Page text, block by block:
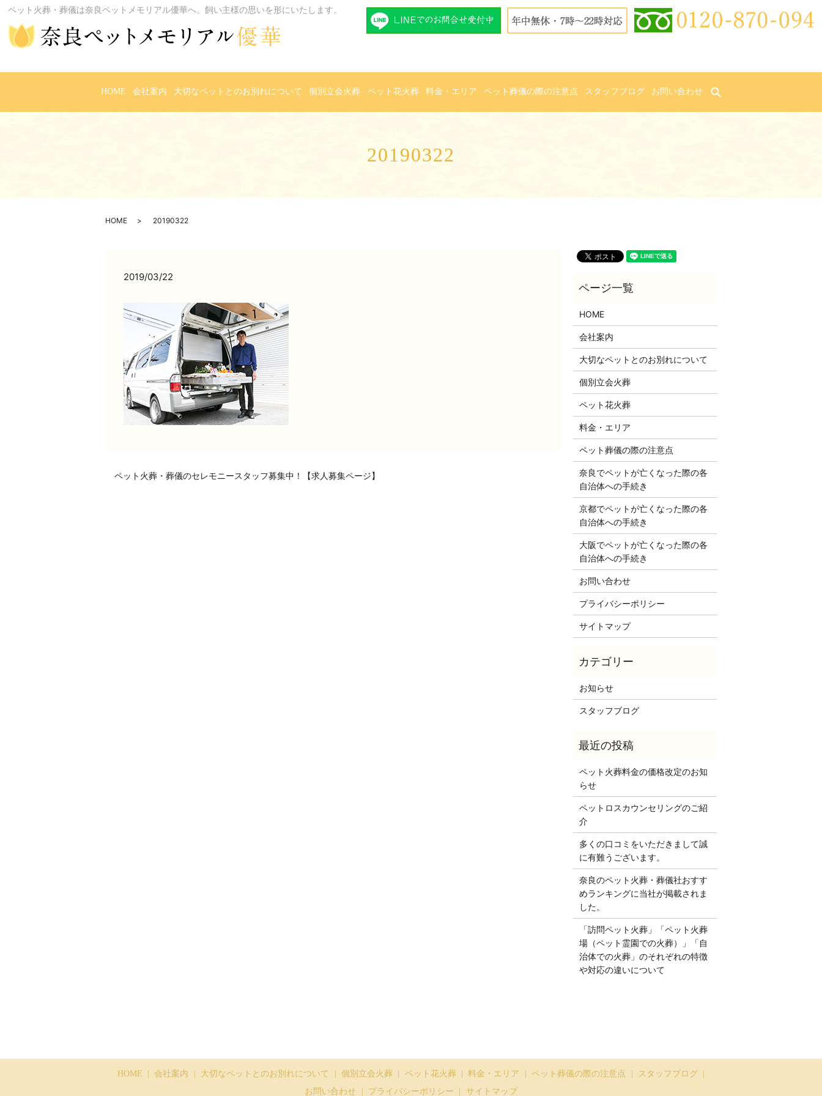
ペット火葬・葬儀は奈良ペットメモリアル優華へ。飼い主様の思いを形にいたします。
HOME 会社案内 大切なペットとのお別れについて 個別立会火葬 ペット花火葬 料金・エリア ペット葬儀の際の注意点 スタッフブログ お問い合わせ
20190322
HOME 20190322
2019/03/22
ペット火葬・葬儀のセレモニースタッフ募集中！【求人募集ページ】
HOME
会社案内
大切なペットとのお別れについて
個別立会火葬
ペット花火葬
料金・エリア
ペット葬儀の際の注意点
奈良でペットが亡くなった際の各
自治体への手続き
京都でペットが亡くなった際の各
自治体への手続き
大阪でペットが亡くなった際の各
自治体への手続き
お問い合わせ
プライバシーポリシー
サイトマップ
お知らせ
スタッフブログ
ペット火葬料金の価格改定のお知
らせ
ペットロスカウンセリングのご紹
介
多くの口コミをいただきまして誠
に有難うございます。
奈良のペット火葬・葬儀社おすす
めランキングに当社が掲載されま
した。
「訪問ペット火葬」「ペット火葬
場（ペット霊園での火葬）」「自
治体での火葬」のそれぞれの特徴
や対応の違いについて
HOME 会社案内 大切なペットとのお別れについて 個別立会火葬 ペット花火葬 料金・エリア ペット葬儀の際の注意点
スタッフブログ
お問い合わせ
プライバシーポリシー サイトマップ